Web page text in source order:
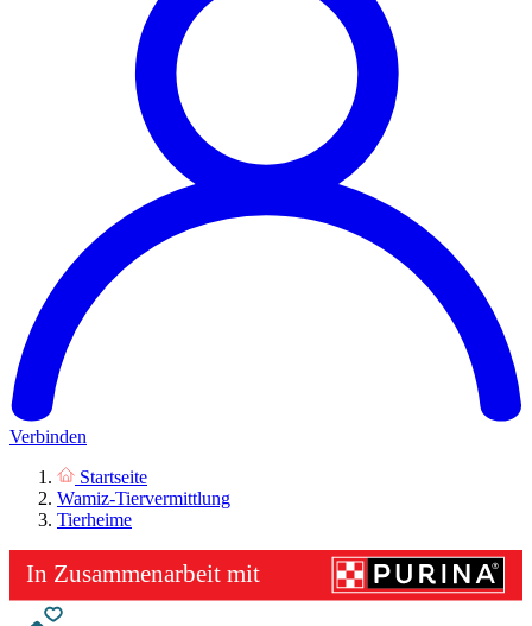
Verbinden
Startseite
Wamiz-Tiervermittlung
Tierheime